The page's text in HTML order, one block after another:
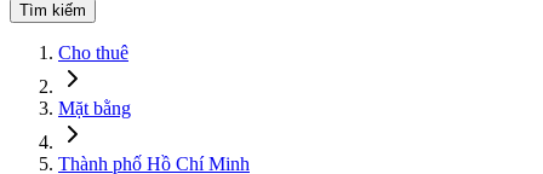
Tìm kiếm
Cho thuê
Mặt bằng
Thành phố Hồ Chí Minh